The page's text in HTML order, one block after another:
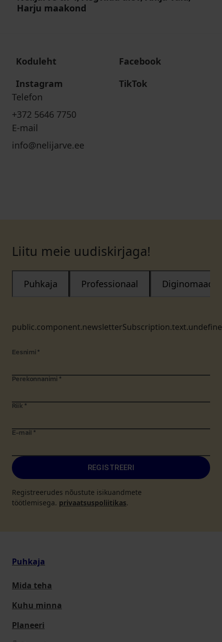
Harju maakond
Koduleht
Facebook
Instagram
TikTok
Telefon
+372 5646 7750
E-mail
info@nelijarve.ee
Liitu meie uudiskirjaga!
Puhkaja Professionaal Diginomaad
Eesnimi *
Perekonnanimi *
Riik *
E-mail *
REGISTREERI
Registreerudes nõustute isikuandmete
töötlemisega. privaatsuspoliitikas.
Puhkaja
Mida teha
Kuhu minna
Planeeri